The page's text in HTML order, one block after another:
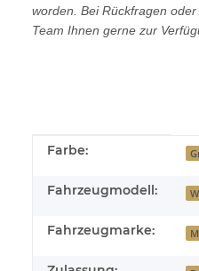
worden. Bei Rückfragen
Team Ihnen gerne zur
Produkteigenschaft
Wert
Farbe:
Fahrzeugmodell:
Fahrzeugmarke: